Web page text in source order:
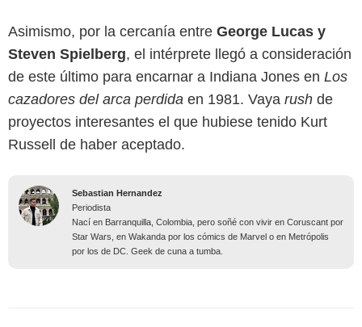
Asimismo, por la cercanía entre George Lucas y
Steven Spielberg, el intérprete llegó a consideración
de este último para encarnar a Indiana Jones en Los
cazadores del arca perdida en 1981. Vaya rush de
proyectos interesantes el que hubiese tenido Kurt
Russell de haber aceptado.
Sebastian Hernandez
Periodista
Nací en Barranquilla, Colombia, pero soñé con vivir en Coruscant por
Star Wars, en Wakanda por los cómics de Marvel o en Metrópolis
por los de DC. Geek de cuna a tumba.